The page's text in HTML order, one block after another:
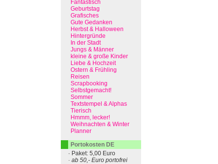
Fantastisch
Geburtstag
Grafisches
Gute Gedanken
Herbst & Halloween
Hintergründe
In der Stadt
Jungs & Männer
kleine & große Kinder
Liebe & Hochzeit
Ostern & Frühling
Reisen
Scrapbooking
Selbstgemacht!
Sommer
Textstempel & Alphas
Tierisch
Hmmm, lecker!
Weihnachten & Winter
Planner
Portokosten DE
· Paket: 5,00 Euro
· ab 50,- Euro portofrei